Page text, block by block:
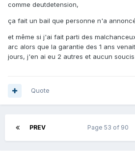
comme deutdetension,
ça fait un bail que personne n'a
et même si j'ai fait parti des
arc alors que la garantie des 1 ans
jours, j'en ai eu 2 autres et aucun soucis
Quote
PREV Page 53 of 90